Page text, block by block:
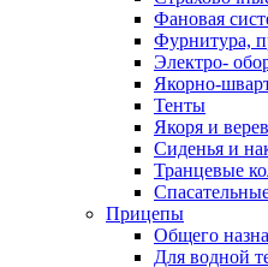
Фановая
Фурнитура,
Электро-
Якорно-
Тенты
Якоря и
Сиденья и
Транцевые
Прицепы
Общего
Для водной